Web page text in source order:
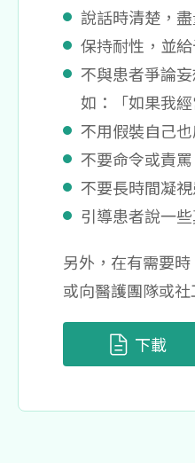
說話時清楚，
保持耐性，並
不與患者爭論
如：「如果我
不用假裝自己
不要命令或責
不要長時間凝
引導患者說一
另外，在有需要
或向醫護團隊或社
下載